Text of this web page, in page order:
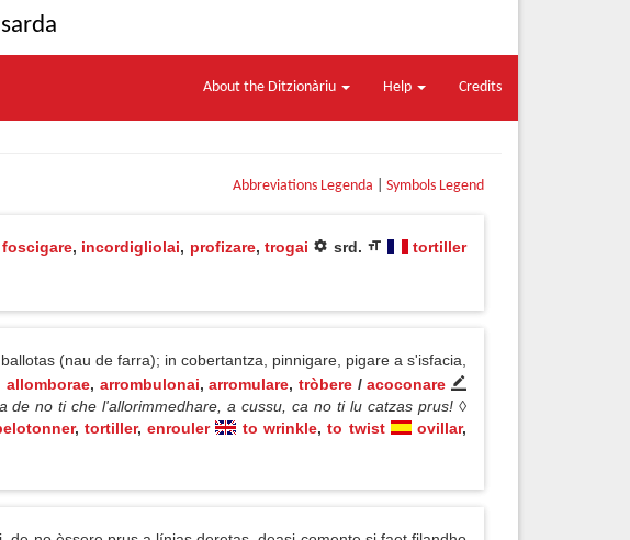
About the Ditzionàriu Help Credits
Abbreviations Legenda Symbols Legend
foscigare, incordigliolai, profizare, trogai srd.
tortiller
(nau de farra); in cobertantza, pinnigare, pigare a s'isfacia,
allomborae, arrombulonai,arromulare, tròbere / acoconare
de no ti che l'allorimmedhare, a cussu, ca no ti lu catzas prus! ◊
, tortiller, enrouler to wrinkle, to twist ovillar,